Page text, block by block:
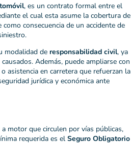
, es un contrato formal entre el
el cual esta asume la cobertura de
consecuencia de un accidente de
modalidad de responsabilidad civil, ya
Además, puede ampliarse con
asistencia en carretera que refuerzan la
jurídica y económica ante
motor que circulen por vías públicas,
requerida es el Seguro Obligatorio